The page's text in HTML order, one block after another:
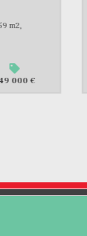
novejše
250 000 €